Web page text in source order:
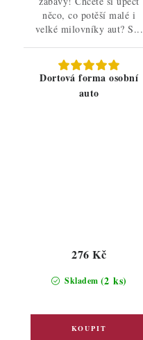
něco, co potěší malé i
velké milovníky aut? S...
Dortová forma osobní
auto
Skladem (2 ks)
276 Kč